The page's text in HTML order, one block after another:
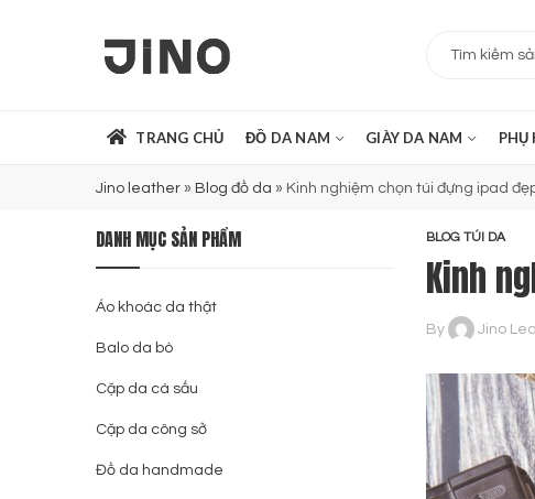
TRANG CHỦ ĐỒ DA NAM GIÀY DA NAM PHỤ
Jino leather » Blog đồ da » Kinh nghiệm chọn túi đựng ipad
BLOG TÚI DA
Kinh
By Jino
DANH MỤC SẢN PHẨM
Áo khoác da thật
Balo da bò
Cặp da cá sấu
Cặp da công sở
Đồ da handmade